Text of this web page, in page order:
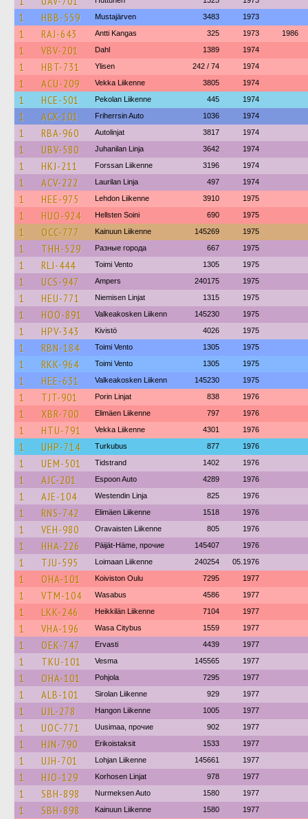
1 HBB-559 Mustajärven 3483 1973
1 RAJ-643 Antti Kangas 325 1973 1986
1 VBV-201 Dahl 1389 1974
1 HBT-731 Ylisen 242 / 74 1974
1 ACU-209 Vekka Liikenne 3805 1974
1 HCE-501 Pekolan Liikenne 445 1974
1 ACX-101 Friherrsin Auto 1036 1974
1 RBA-960 Autolinjat 3817 1974
1 UBV-580 Juhanilan Linja 3642 1974
1 HKJ-211 Forssan Liikenne 3196 1974
1 ACV-222 Laurilan Linja 497 1974
1 HEE-975 Lehdon Liikenne 3910 1975
1 HUO-924 Hellsten Soini 690 1975
1 OCC-777 Kainuun Liikenne 145269 1975
1 THH-529 Разные города 667 1975
1 RLJ-444 Toimi Vento 1305 1975
1 UCS-947 Ampers 240175 1975
1 HEU-771 Niemisen Linjat 1315 1975
1 HOO-891 Valkeakosken Liikenn 145230 1975
1 HPV-343 Kivistö 4026 1975
1 RBN-184 Toimi Vento 1305 1975
1 RKK-964 Toimi Vento 1305 1975
1 HEE-631 Valkeakosken Liikenn 145230 1975
1 TJT-901 Porin Linjat 838 1976
1 XBR-700 Elimäen Liikenne 797 1976
1 HTU-791 Vekka Liikenne 4301 1976
1 UHP-714 Turkubus 877 1976
1 UEM-501 Tidstrand 1402 1976
1 AJC-201 Espoon Auto 4289 1976
1 AJE-104 Westendin Linja 825 1976
1 RNS-742 Elimäen Liikenne 1518 1976
1 VEH-980 Oravaisten Liikenne 805 1976
1 HHA-226 Päijät-Häme, прочие 145407 1976
1 TJU-595 Loimaan Liikenne 240254 05.1976
1 OHA-101 Koiviston Oulu 7295 1977
1 VTM-104 Wasabus 4586 1977
1 LKK-246 Heikkilän Liikenne 7104 1977
1 VHA-196 Wasa Citybus 1559 1977
1 OEK-747 Ervasti 4439 1977
1 TKU-101 Vesma 145565 1977
1 OHA-101 Pohjola 7295 1977
1 ALB-101 Sirolan Liikenne 929 1977
1 UJL-278 Hangon Liikenne 1005 1977
1 UOC-771 Uusimaa, прочие 902 1977
1 HJN-790 Erikoistaksit 1533 1977
1 UJH-701 Lohjan Liikenne 145661 1977
1 HJO-129 Korhosen Linjat 978 1977
1 SBH-898 Nurmeksen Auto 1580 1977
1 SBH-898 Kainuun Liikenne 1580 1977